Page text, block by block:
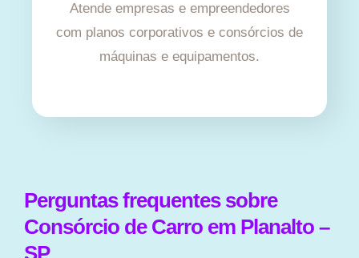
Atende empresas e empreendedores
com planos corporativos e consórcios de
máquinas e equipamentos.
Perguntas frequentes sobre
Consórcio de Carro em Planalto –
SP